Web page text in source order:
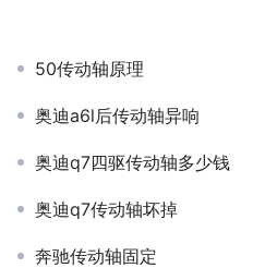
50传动轴原理
奥迪a6l后传动轴异响
奥迪q7四驱传动轴多少钱
奥迪q7传动轴坏掉
奔驰传动轴固定